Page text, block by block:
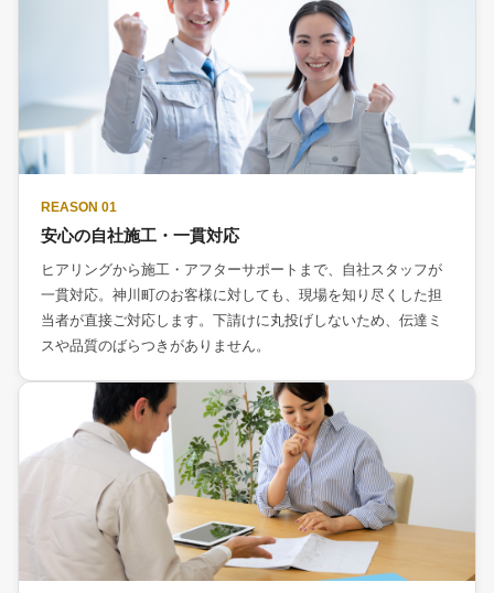
REASON 01
安心の自社施工・一貫対応
ヒアリングから施工・アフターサポートまで、自社スタッフが
一貫対応。神川町のお客様に対しても、現場を知り尽くした担
当者が直接ご対応します。下請けに丸投げしないため、伝達ミ
スや品質のばらつきがありません。